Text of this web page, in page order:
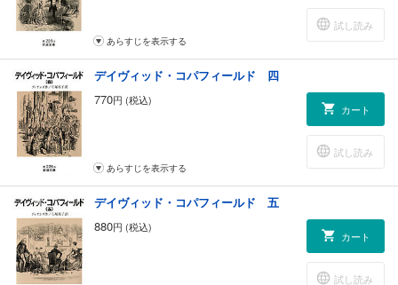
試し読み
あらすじを表示する
デイヴィッド・コパフィールド 四
770円 (税込)
カート
試し読み
あらすじを表示する
デイヴィッド・コパフィールド 五
880円 (税込)
カート
試し読み